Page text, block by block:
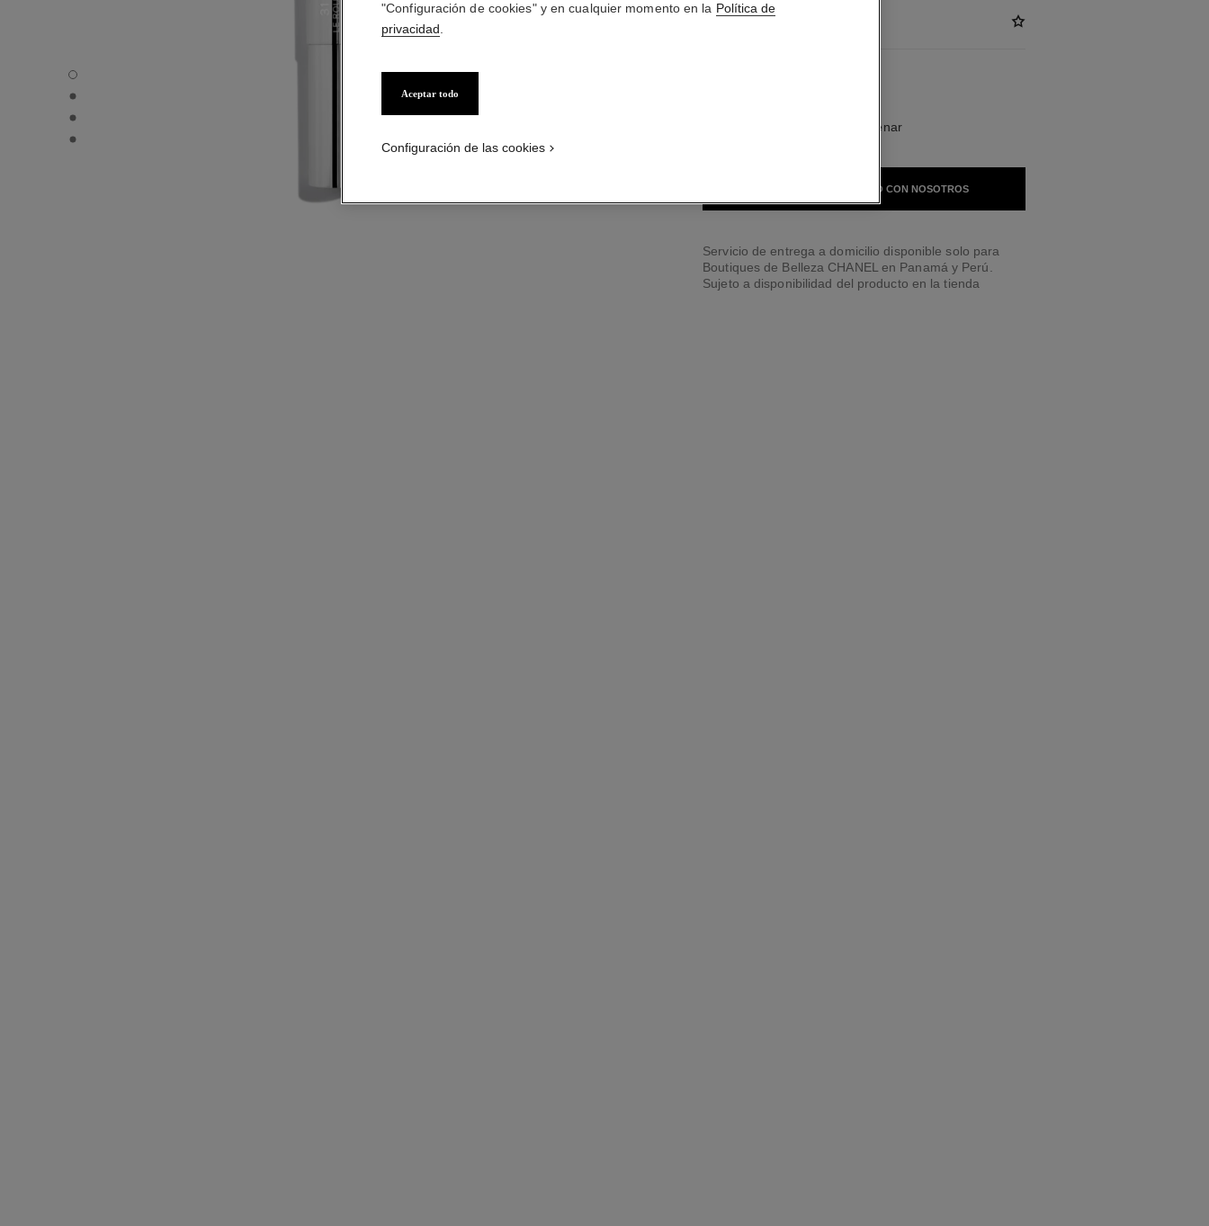
31 LE ROUGE – RECARGA - Vista por defecto
31 LE ROUGE – RECARGA - Vista alternativa 1
31 LE ROUGE – RECARGA - Vista alternativa 2
31 LE ROUGE – RECARGA - Vista de la textura básica
9 - ROUGE TAILLEUR Rellenar
PÓNGASE EN CONTACTO CON NOSOTROS
Servicio de entrega a domicilio disponible solo para
Boutiques de Belleza CHANEL en Panamá y Perú.
Sujeto a disponibilidad del producto en la tienda
"Configuración de cookies" y en cualquier momento en la Política de
privacidad
Aceptar todo
Configuración de las cookies